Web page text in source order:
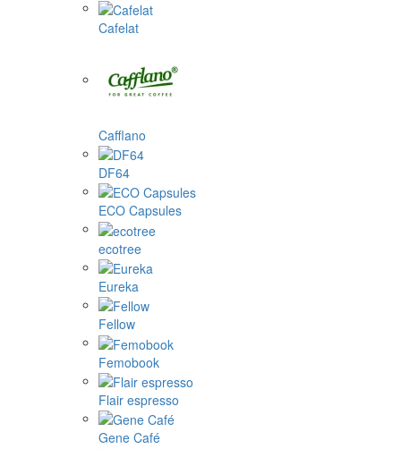
Cafelat
Cafflano
DF64
ECO Capsules
ecotree
Eureka
Fellow
Femobook
Flair espresso
Gene Café